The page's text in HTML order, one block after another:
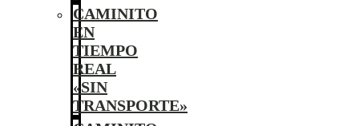
CAMINITO
EN
TIEMPO
REAL
«SIN
TRANSPORTE»